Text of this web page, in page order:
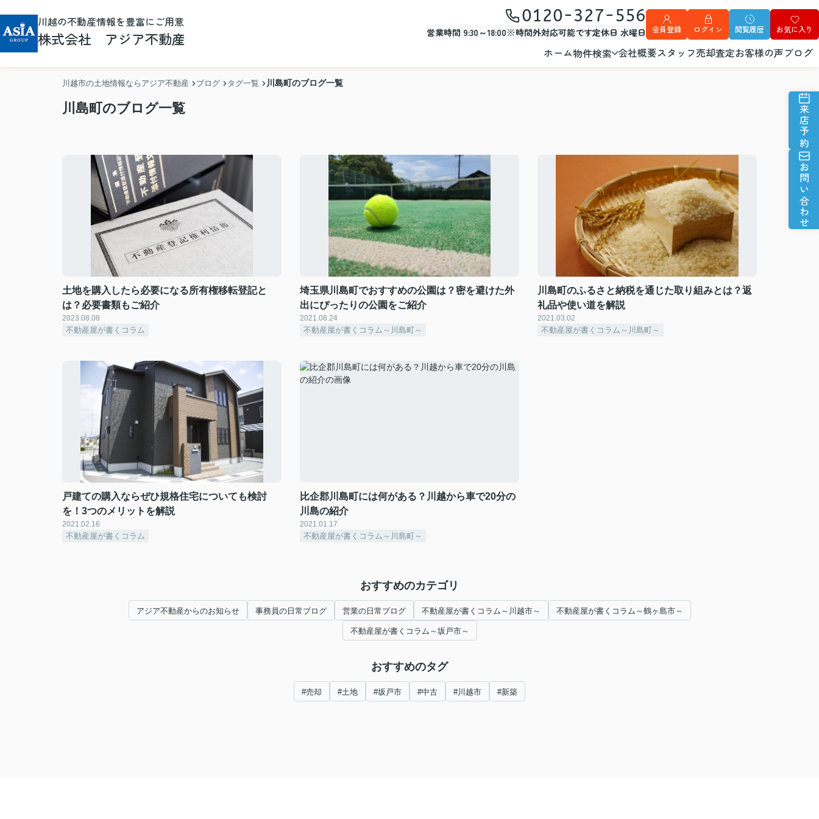
川越の不動産情報を豊富にご用意
株式会社 アジア不動産
0120-327-556
営業時間 9:30～18:00※時間外対応可能です定休日 水曜日 会員登録 ログイン 閲覧履歴 お気に入り
ホーム物件検索 会社概要スタッフ売却査定お客様の声ブログ
来店予約
お問い合わせ
川越市の土地情報ならアジア不動産 ブログ タグ一覧 川島町のブログ一覧
川島町のブログ一覧
土地を購入したら必要になる所有権移転登記と
は？必要書類もご紹介
2023.08.08
不動産屋が書くコラム
埼玉県川島町でおすすめの公園は？密を避けた外
出にぴったりの公園をご紹介
2021.08.24
不動産屋が書くコラム～川島町～
川島町のふるさと納税を通じた取り組みとは？返
礼品や使い道を解説
2021.03.02
不動産屋が書くコラム～川島町～
戸建ての購入ならぜひ規格住宅についても検討
を！3つのメリットを解説
2021.02.16
不動産屋が書くコラム
比企郡川島町には何がある？川越から車で20分の
川島の紹介
2021.01.17
不動産屋が書くコラム～川島町～
おすすめのカテゴリ
アジア不動産からのお知らせ 事務員の日常ブログ 営業の日常ブログ 不動産屋が書くコラム～川越市～ 不動産屋が書くコラム～鶴ヶ島市～
不動産屋が書くコラム～坂戸市～
おすすめのタグ
#売却 #土地 #坂戸市 #中古 #川越市 #新築